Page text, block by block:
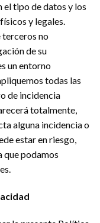
el tipo de datos y los
y legales.
terceros no
de su
un entorno
todas las
de incidencia
totalmente,
alguna incidencia o
estar en riesgo,
que podamos